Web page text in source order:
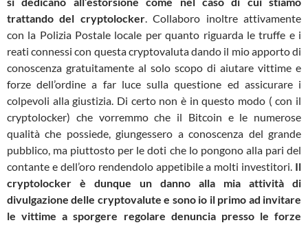
trattando del cryptolocker. Collaboro inoltre attivamente
con la Polizia Postale locale per quanto riguarda le truffe e i
reati connessi con questa cryptovaluta dando il mio apporto di
conoscenza gratuitamente al solo scopo di aiutare vittime e
forze dell’ordine a far luce sulla questione ed assicurare i
colpevoli alla giustizia. Di certo non è in questo modo ( con il
cryptolocker) che vorremmo che il Bitcoin e le numerose
qualità che possiede, giungessero a conoscenza del grande
pubblico, ma piuttosto per le doti che lo pongono alla pari del
contante e dell’oro rendendolo appetibile a molti investitori. Il
cryptolocker è dunque un danno alla mia attività di
divulgazione delle cryptovalute e sono io il primo ad invitare
le vittime a sporgere regolare denuncia presso le forze